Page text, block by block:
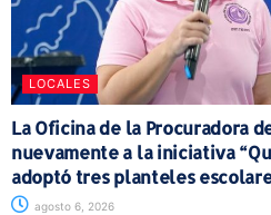
LOCALES
La Oficina de la Procuradora
nuevamente a la iniciativa
adoptó tres planteles
agosto 6, 2026